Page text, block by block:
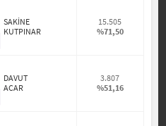
SAKİNE
KUTPINAR
15.505
%71,50
DAVUT
ACAR
3.807
%51,16